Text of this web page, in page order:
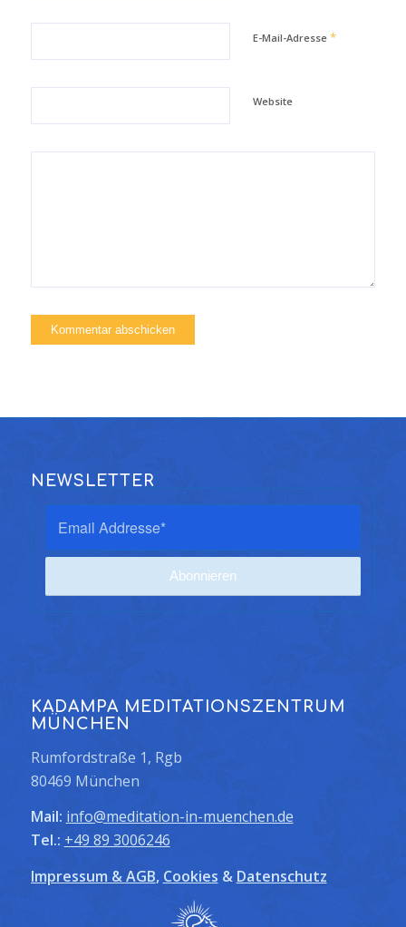
E-Mail-Adresse *
Website
NEWSLETTER
KADAMPA MEDITATIONSZENTRUM
MÜNCHEN
Rumfordstraße 1, Rgb
80469 München
Mail: info@meditation-in-muenchen.de
Tel.: +49 89 3006246
Impressum & AGB, Cookies & Datenschutz